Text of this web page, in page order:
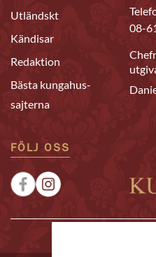
Utländskt
Kändisar
Redaktion
Bästa kungahus-
sajterna
08-
FÖLJ OSS